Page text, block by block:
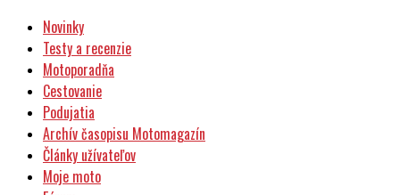
Novinky
Testy a recenzie
Motoporadňa
Cestovanie
Podujatia
Archív časopisu Motomagazín
Články užívateľov
Moje moto